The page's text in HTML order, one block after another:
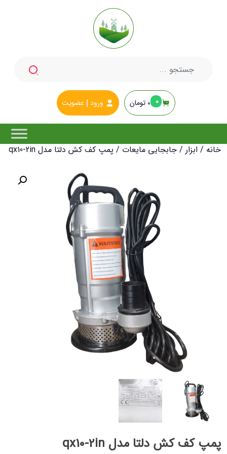
0
0 تومان ورود عضویت
خانه / ابزار / جابجایی مایعات / پمپ کف کش دلتا مدل qx10-2in
پمپ کف کش دلتا مدل qx10-2in